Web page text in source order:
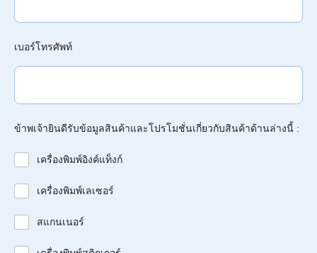
เบอร์โทรศัพท์
ข้าพเจ้ายินดีรับข้อมูลสินค้าและโปรโมชั่นเกี่ยวกับสินค้าด้านล่างนี้ :
เครื่องพิมพ์อิงค์แท็งก์
เครื่องพิมพ์เลเซอร์
สแกนเนอร์